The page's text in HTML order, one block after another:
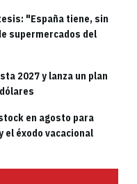
"España tiene, sin
supermercados del
2027 y lanza un plan
en agosto para
el éxodo vacacional